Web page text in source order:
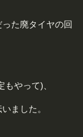
た廃タイヤの回
やって)、
ました。